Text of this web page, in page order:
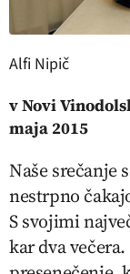
Alfi Nipič
vNovi
maja 2015
Naše srečanje
nestrpno
S svojimi
kar dva